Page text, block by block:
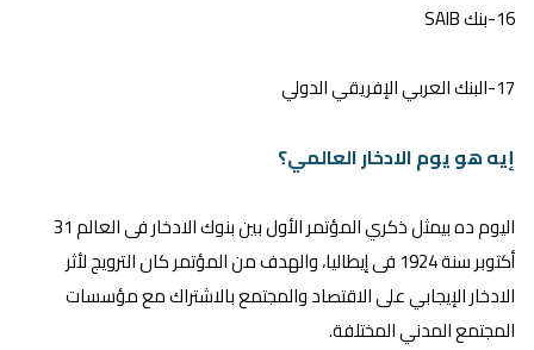
16-بنك SAIB
17-البنك العربي الإفريقي الدولي
إيه هو يوم الادخار العالمي؟
اليوم ده بيمثل ذكري المؤتمر الأول بين بنوك الادخار فى العالم 31
أكتوبر سنة 1924 فى إيطاليا، والهدف من المؤتمر كان الترويج لأثر
الادخار الإيجابي على الاقتصاد والمجتمع بالاشتراك مع مؤسسات
المجتمع المدني المختلفة.